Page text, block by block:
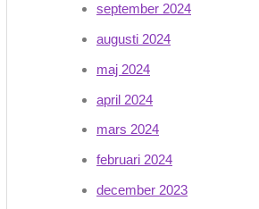
september 2024
augusti 2024
maj 2024
april 2024
mars 2024
februari 2024
december 2023